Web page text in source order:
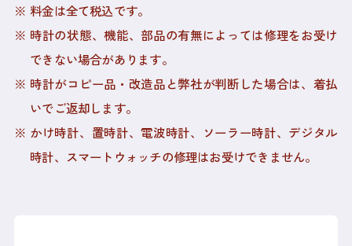
料金は全て税込です。
時計の状態、機能、部品の有無によっては修理をお受け
できない場合があります。
時計がコピー品・改造品と弊社が判断した場合は、着払
いでご返却します。
かけ時計、置時計、電波時計、ソーラー時計、デジタル
時計、スマートウォッチの修理はお受けできません。